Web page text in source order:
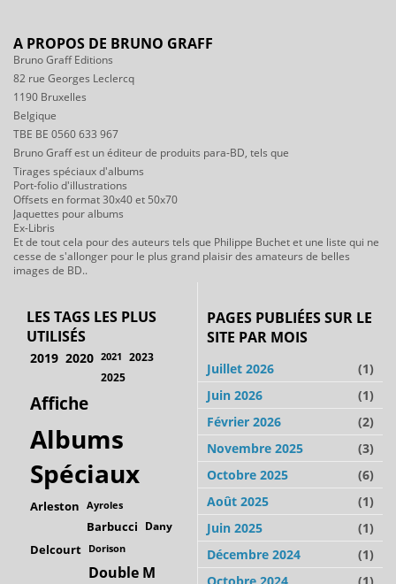
A PROPOS DE BRUNO GRAFF
Bruno Graff Editions
82 rue Georges Leclercq
1190 Bruxelles
Belgique
TBE BE 0560 633 967
Bruno Graff est un éditeur de produits para-BD, tels que
Tirages spéciaux d'albums
Port-folio d'illustrations
Offsets en format 30x40 et 50x70
Jaquettes pour albums
Ex-Libris
Et de tout cela pour des auteurs tels que Philippe Buchet et une liste qui ne
cesse de s'allonger pour le plus grand plaisir des amateurs de belles
images de BD..
LES TAGS LES PLUS
UTILISÉS
2019 2020 2021 2023
2025
Affiche
Albums
Spéciaux
Arleston Ayroles
Barbucci Dany
Delcourt Dorison
Double M
PAGES PUBLIÉES SUR LE
SITE PAR MOIS
Juillet 2026
(1)
Juin 2026
(1)
Février 2026
(2)
Novembre 2025
(3)
Octobre 2025
(6)
Août 2025
(1)
Juin 2025
(1)
Décembre 2024
(1)